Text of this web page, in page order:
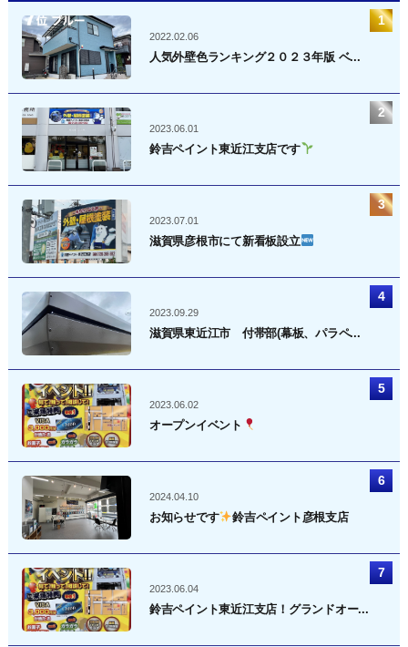
2022.02.06
人気外壁色ランキング２０２３年版 ベ...
2023.06.01
鈴吉ペイント東近江支店です
2023.07.01
滋賀県彦根市にて新看板設立
2023.09.29
滋賀県東近江市 付帯部(幕板、パラペ...
2023.06.02
オープンイベント
2024.04.10
お知らせです 鈴吉ペイント彦根支店
2023.06.04
鈴吉ペイント東近江支店！グランドオー...